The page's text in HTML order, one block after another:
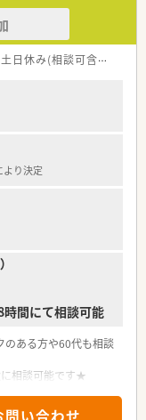
を図っています。
トを行っています。
利用できます。
方が活躍中です。
が活躍中です。
る方が活躍中です。
土日休み(相談可含む)
より決定
時間にて相談可能
ある方や60代も相談
相談可能です★
問い合わせ